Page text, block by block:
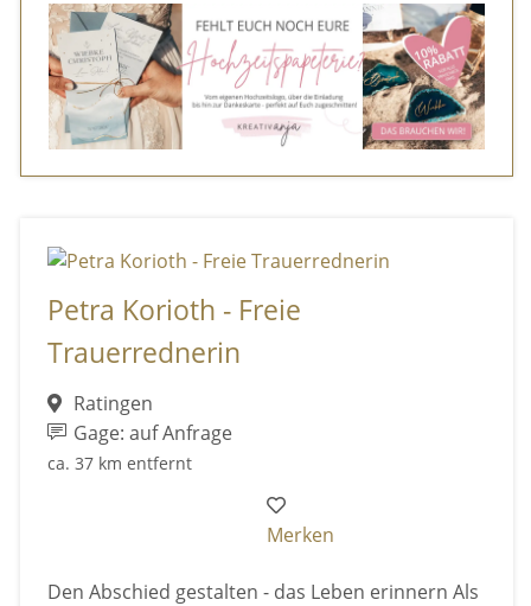
Petra Korioth - Freie
Trauerrednerin
Ratingen
Gage: auf Anfrage
ca. 37 km entfernt
Merken
Den Abschied gestalten - das Leben erinnern Als